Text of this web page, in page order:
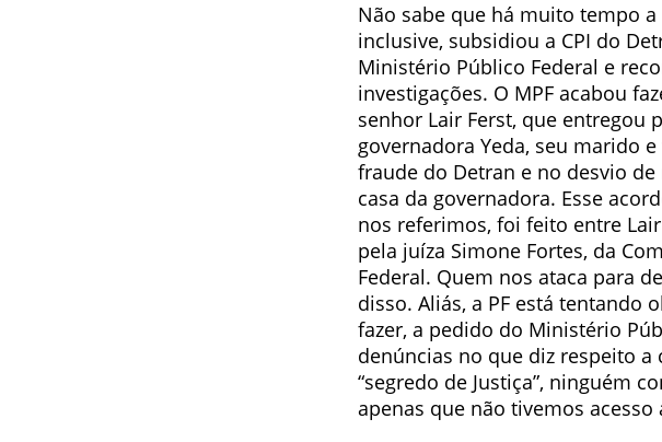
Não sabe que há muito tempo
inclusive, subsidiou a CPI do
Ministério Público Federal e
investigações. O MPF acabou
senhor Lair Ferst, que
governadora Yeda, seu marido
fraude do Detran e no desvio
casa da governadora. Esse
nos referimos, foi feito entre
pela juíza Simone Fortes, da
Federal. Quem nos ataca para
disso. Aliás, a PF está tentando
fazer, a pedido do Ministério
denúncias no que diz respeito
“segredo de Justiça”, ninguém
apenas que não tivemos